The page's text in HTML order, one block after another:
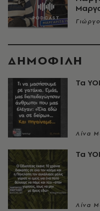
ΔΗΜΟΦΙΛΗ
Τα
Λίνα
Τα
Λίνα